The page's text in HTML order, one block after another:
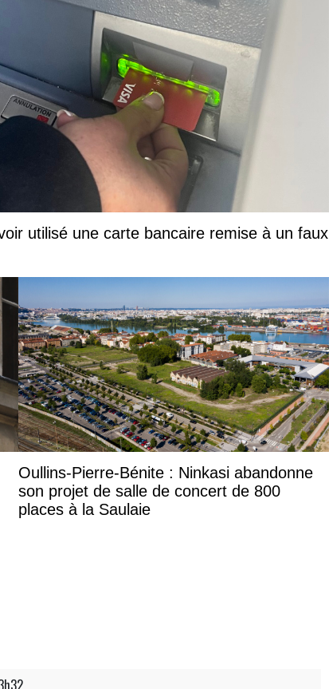
utilisé une carte bancaire remise à un faux
Oullins-Pierre-Bénite : Ninkasi abandonne
son projet de salle de concert de 800
places à la Saulaie